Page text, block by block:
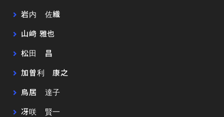
岩内 佐織
山﨑 雅也
松田 昌
加曽利 康之
鳥居 達子
冴咲 賢一